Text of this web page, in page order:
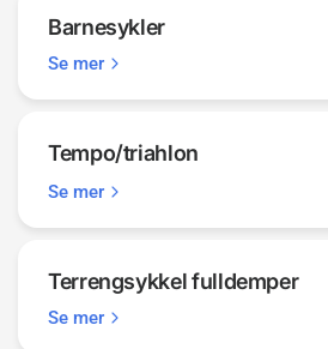
Barnesykler
Se mer
Tempo/triahlon
Se mer
Terrengsykkel fulldemper
Se mer